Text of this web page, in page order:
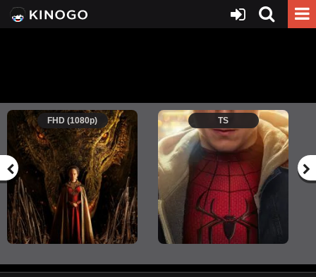
FHD (1080p) TS